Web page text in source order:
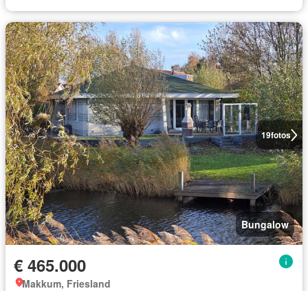
19fotos
Bungalow
€ 465.000
Makkum, Friesland